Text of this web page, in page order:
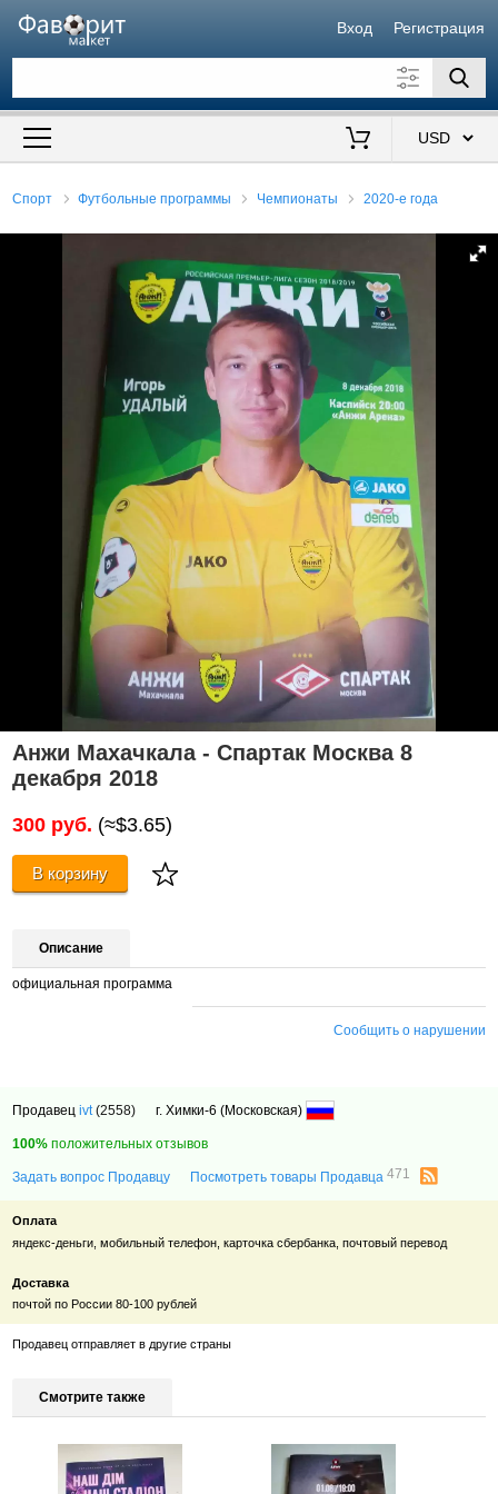
Вход Регистрация
Искать также в описании
Спорт Футбольные программы Чемпионаты 2020-е года
Анжи Махачкала - Спартак Москва 8
декабря 2018
300 руб. (≈$3.65)
В корзину
Описание
официальная программа
Сообщить о нарушении
Продавецivt (2558) г. Химки-6 (Московская)
100% положительных отзывов
Задать вопрос Продавцу Посмотреть товары Продавца471
Оплата
яндекс-деньги, мобильный телефон, карточка сбербанка, почтовый перевод
Доставка
почтой по России 80-100 рублей
Продавец отправляет в другие страны
Смотрите также